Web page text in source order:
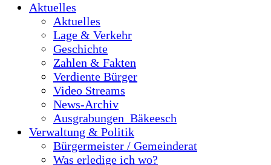
Aktuelles
Aktuelles
Lage & Verkehr
Geschichte
Zahlen & Fakten
Verdiente Bürger
Video Streams
News-Archiv
Ausgrabungen_Bäkeesch
Verwaltung & Politik
Bürgermeister / Gemeinderat
Was erledige ich wo?